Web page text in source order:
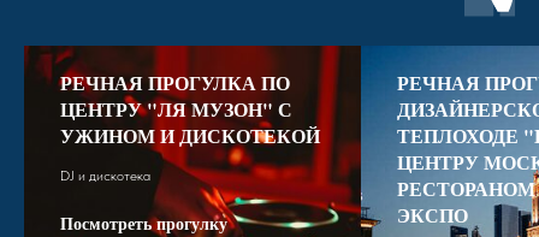
РЕЧНАЯ ПРОГУЛКА ПО
ЦЕНТРУ "ЛЯ МУЗОН" С
УЖИНОМ И ДИСКОТЕКОЙ
DJ и дискотека
Посмотреть прогулку
РЕЧНАЯ
ТЕПЛОХОДЕ
ЦЕНТРУ
ЭКСПО